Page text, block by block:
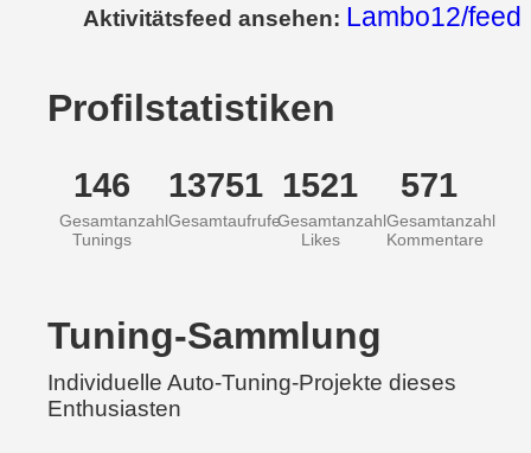
Aktivitätsfeed ansehen: Lambo12/feed
Profilstatistiken
146
Gesamtanzahl
Tunings
13751
Gesamtaufrufe
1521
Gesamtanzahl
Likes
571
Gesamtanzahl
Kommentare
Tuning-Sammlung
Individuelle Auto-Tuning-Projekte dieses
Enthusiasten